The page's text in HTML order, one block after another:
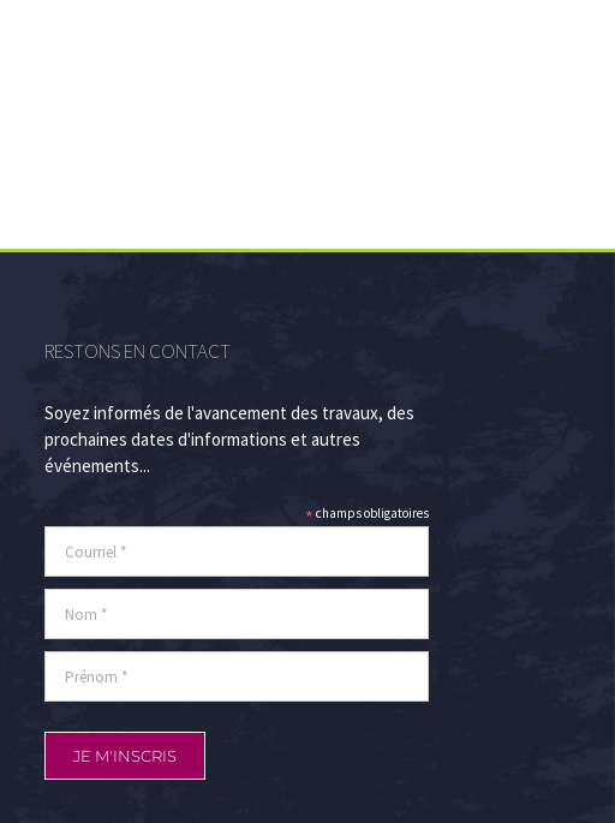
RESTONS EN CONTACT
Soyez informés de l'avancement des travaux, des
prochaines dates d'informations et autres
événements...
* champs obligatoires